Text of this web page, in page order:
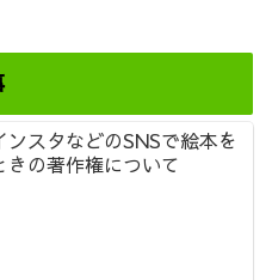
ンスタなどのSNSで絵本を
きの著作権について